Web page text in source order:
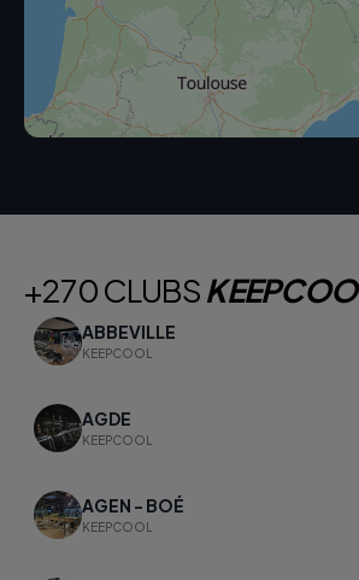
+270 CLUBS
ABBEVILLE
KEEPCOOL
AGDE
KEEPCOOL
AGEN - BOÉ
KEEPCOOL